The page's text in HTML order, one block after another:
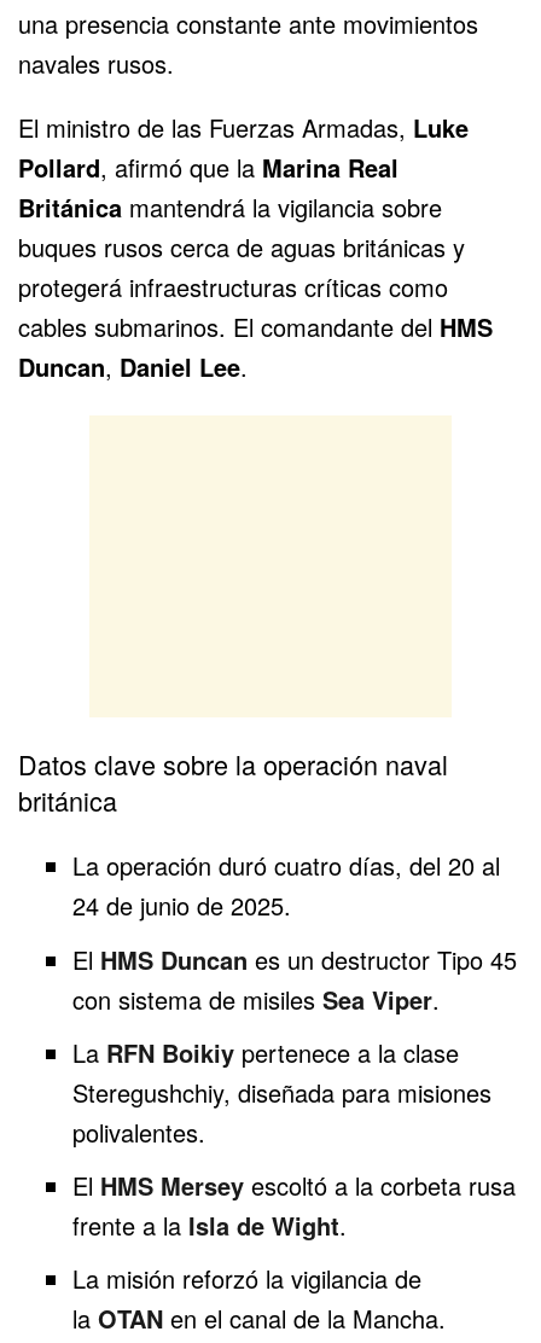
una presencia constante ante movimientos
navales rusos.
El ministro de las Fuerzas Armadas, Luke
Pollard, afirmó que la Marina Real
Británica mantendrá la vigilancia sobre
buques rusos cerca de aguas británicas y
protegerá infraestructuras críticas como
cables submarinos. El comandante del HMS
Duncan, Daniel Lee.
Datos clave sobre la operación naval
británica
La operación duró cuatro días, del 20 al
24 de junio de 2025.
El HMS Duncan es un destructor Tipo 45
con sistema de misiles Sea Viper.
La RFN Boikiypertenece a la clase
Steregushchiy, diseñada para misiones
polivalentes.
El HMS Merseyescoltó a la corbeta rusa
frente a la Isla de Wight.
La misión reforzó la vigilancia de
la OTANen el canal de la Mancha.